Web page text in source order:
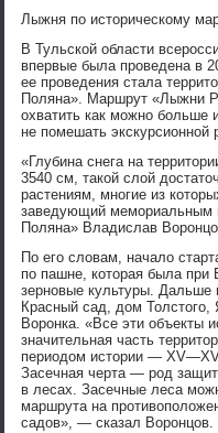
Лыжня по историческому
В Тульской области
впервые была проведена в
ее проведения стала
Поляна». Маршрут «Лыжни
охватить как можно больше
не помешать экскурсионной
«Глубина снега на
3540 см, такой слой
растениям, многие из
заведующий мемориальным
Поляна» Владислав
По его словам, начало
по пашне, которая была при
зерновые культуры.
Красный сад, дом Толстого,
Воронка. «Все эти объекты
значительная часть
периодом истории —
Засечная черта — род
в лесах. Засечные леса
маршрута на
садов», — сказал Воронцов.